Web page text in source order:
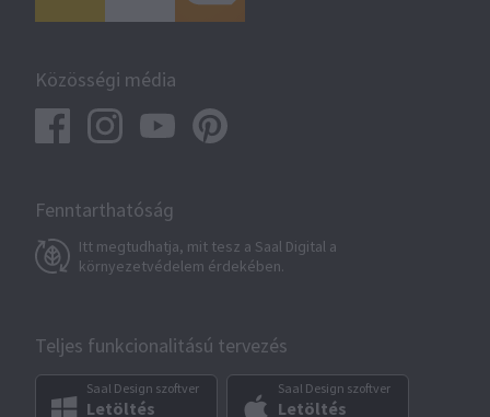
Közösségi média
Fenntarthatóság
Itt megtudhatja, mit tesz a Saal Digital a
környezetvédelem érdekében.
Teljes funkcionalitású tervezés
Saal Design szoftver
Letöltés
Saal Design szoftver
Letöltés